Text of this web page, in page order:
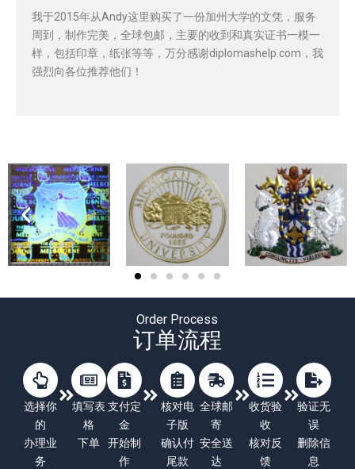
我于2015年从Andy这里购买了一份加州大学的文凭，服务
周到，制作完美，全球包邮，主要的收到和真实证书一模一
样，包括印章，纸张等等，万分感谢diplomashelp.com，我
强烈向各位推荐他们！
Order Process
订单流程
选择你
的
办理业
务
填写表
格
下单
支付定
金
开始制
作
核对电
子版
确认付
尾款
全球邮
寄
安全送
达
收货验
收
核对反
馈
验证无
误
删除信
息